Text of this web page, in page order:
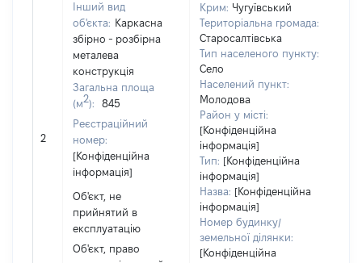
2
Інший вид
об'єкта: Каркасна
збірно - розбірна
металева
конструкція
Загальна площа
(м2):
845
Реєстраційний
номер:
[Конфіденційна
інформація]
Об'єкт, не
прийнятий в
експлуатацію
Об'єкт, право
Крим: Чугуївський
Територіальна громада:
Старосалтівська
Тип населеного пункту:
Село
Населений пункт:
Молодова
Район у місті:
[Конфіденційна
інформація]
Тип: [Конфіденційна
інформація]
Назва: [Конфіденційна
інформація]
Номер будинку/
земельної ділянки:
[Конфіденційна